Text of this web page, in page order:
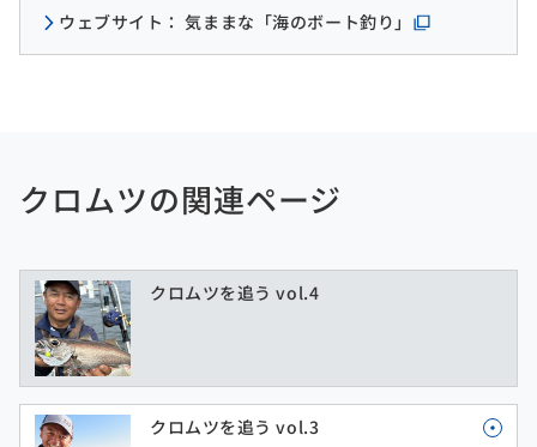
ウェブサイト： 気ままな「海のボート釣り」
クロムツの関連ページ
クロムツを追う vol.4
クロムツを追う vol.3